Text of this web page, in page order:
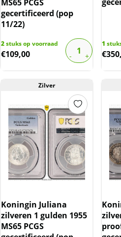
MS65 PCGS
gecertificeerd (pop
11/22)
2stuks op voorraad
€109,00
1
€
Zilver
Koningin Juliana
zilveren 1 gulden 1955
MS65 PCGS